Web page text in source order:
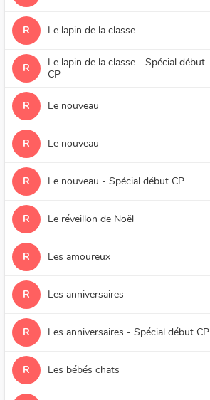
R Le lapin de la classe
R
Le lapin de la classe - Spécial début
CP
R Le nouveau
R Le nouveau
R Le nouveau - Spécial début CP
R Le réveillon de Noël
R Les amoureux
R Les anniversaires
R Les anniversaires - Spécial début CP
R Les bébés chats